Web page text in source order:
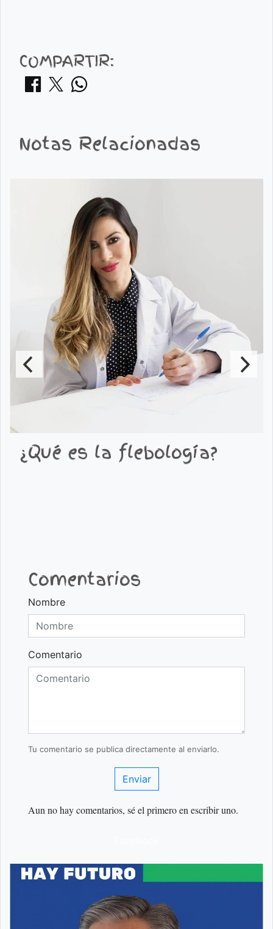
COMPARTIR:
Notas Relacionadas
¿Qué es la flebología?
Comentarios
Nombre
Comentario
Tu comentario se publica directamente al enviarlo.
Enviar
Aun no hay comentarios, sé el primero en escribir uno.